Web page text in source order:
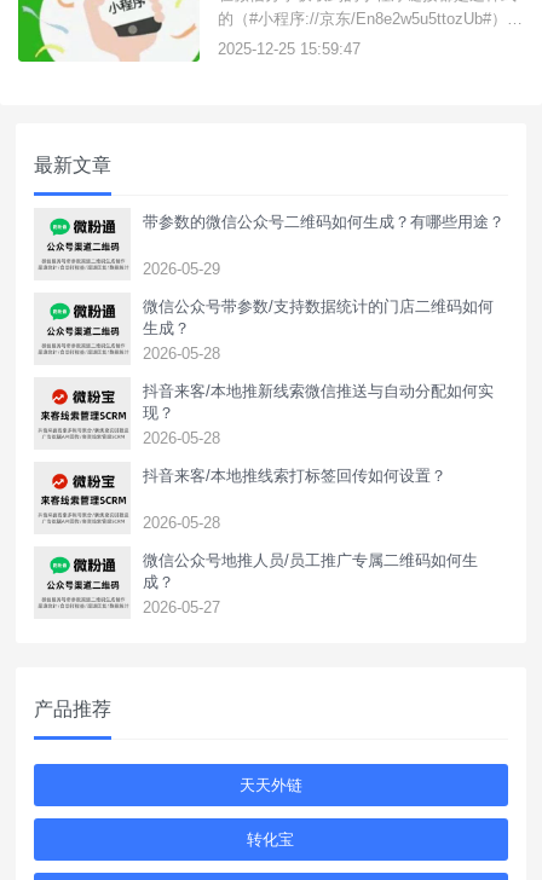
的（#小程序://京东/En8e2w5u5ttozUb#），
只能在微信内打开，不支持外部环境点击打
2025-12-25 15:59:47
最新文章
带参数的微信公众号二维码如何生成？有哪些用途？
2026-05-29
微信公众号带参数/支持数据统计的门店二维码如何
生成？
2026-05-28
抖音来客/本地推新线索微信推送与自动分配如何实
现？
2026-05-28
抖音来客/本地推线索打标签回传如何设置？
2026-05-28
‌微信公众号地推人员/员工推广专属二维码如何生
成？
2026-05-27
产品推荐
天天外链
转化宝